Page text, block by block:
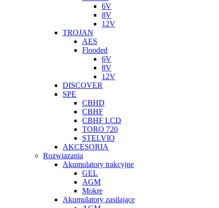
6V
8V
12V
TROJAN
AES
Flooded
6V
8V
12V
DISCOVER
SPE
CBHD
CBHF
CBHF LCD
TORO 720
STELVIO
AKCESORIA
Rozwiazania
Akumulatory trakcyjne
GEL
AGM
Mokre
Akumulatory zasilające